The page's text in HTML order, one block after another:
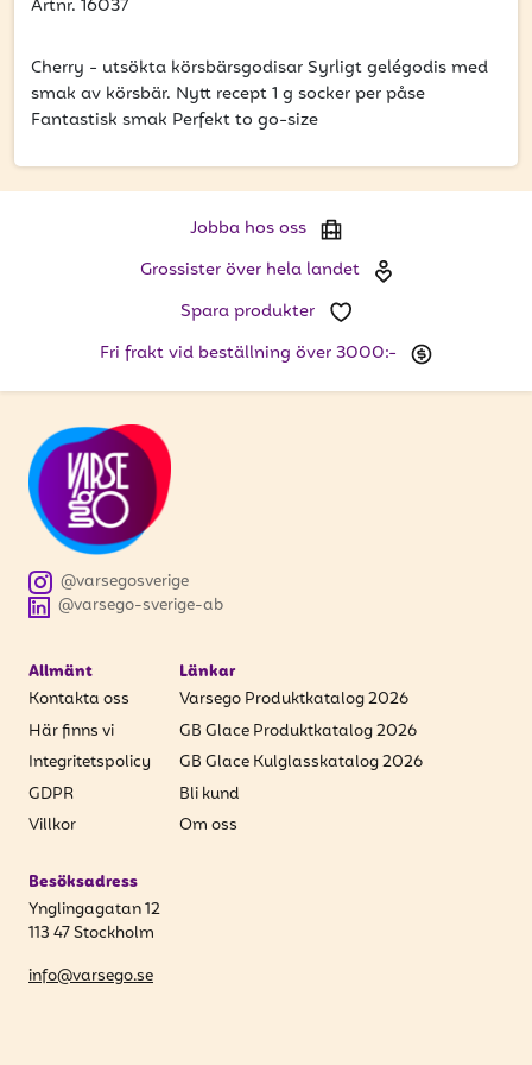
nyheter och erbjudanden.
E-postadress
Artnr. 16037
Cherry - utsökta körsbärsgodisar Syrligt gelégodis med
smak av körsbär. Nytt recept 1 g socker per påse
Fantastisk smak Perfekt to go-size
Jobba hos oss
Grossister över hela landet
Spara produkter
Fri frakt vid beställning över 3000:-
@varsego-sverige-ab
@varsegosverige
Allmänt
Kontakta oss
Här finns vi
Integritetspolicy
GDPR
Villkor
Länkar
Varsego Produktkatalog 2026
GB Glace Produktkatalog 2026
GB Glace Kulglasskatalog 2026
Bli kund
Om oss
Besöksadress
Ynglingagatan 12
113 47 Stockholm
info@varsego.se